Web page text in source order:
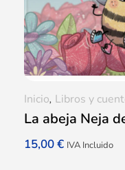
La abeja Neja
15,00€ IVA Incluido
Inicio, Libros y